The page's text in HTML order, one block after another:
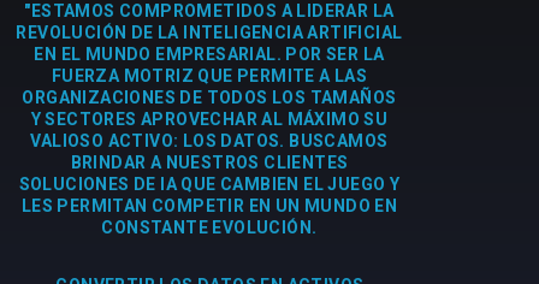
"ESTAMOS COMPROMETIDOS A LIDERAR LA
REVOLUCIÓN DE LA INTELIGENCIA ARTIFICIAL
EN EL MUNDO EMPRESARIAL. POR SER LA
FUERZA MOTRIZ QUE PERMITE A LAS
ORGANIZACIONES DE TODOS LOS TAMAÑOS
Y SECTORES APROVECHAR AL MÁXIMO SU
VALIOSO ACTIVO: LOS DATOS. BUSCAMOS
BRINDAR A NUESTROS CLIENTES
SOLUCIONES DE IA QUE CAMBIEN EL JUEGO Y
LES PERMITAN COMPETIR EN UN MUNDO EN
CONSTANTE EVOLUCIÓN.